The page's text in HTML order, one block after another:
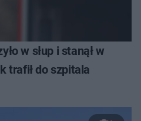
w słup i stanął w
trafił do szpitala